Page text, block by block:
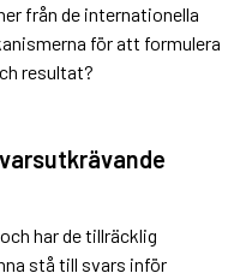
från de internationella
för att formulera
resultat?
har de tillräcklig
stå till svars inför